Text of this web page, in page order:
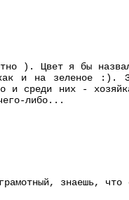
). Цвет я бы
и на зеленое :).
и среди них -
либо...
знаешь,